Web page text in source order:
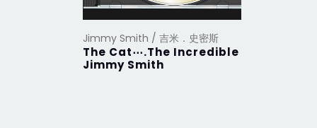
Jimmy Smith / 吉米．史密斯
The Cat⋯.The Incredible
Jimmy Smith